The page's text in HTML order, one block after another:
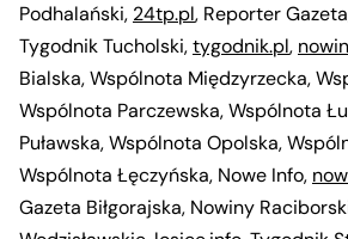
Podhalański, 24tp.pl, Reporter
Tygodnik Tucholski,tygodnik.pl,
Bialska, Wspólnota Międzyrzecka,
Wspólnota Parczewska, Wspólnota
Puławska, Wspólnota Opolska,
Wspólnota Łęczyńska, Nowe Info,
Gazeta Biłgorajska, Nowiny